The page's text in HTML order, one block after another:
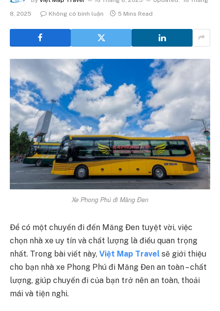
8, 2025
Không có bình luận 5 Mins Read
Xe Phong Phú đi Măng Đen
Để có một chuyến đi đến Măng Đen tuyệt vời, việc
chọn nhà xe uy tín và chất lượng là điều quan trọng
nhất. Trong bài viết này, Việt Map Travel sẽ giới thiệu
cho bạn nhà xe Phong Phú đi Măng Đen an toàn – chất
lượng, giúp chuyến đi của bạn trở nên an toàn, thoải
mái và tiện nghi.